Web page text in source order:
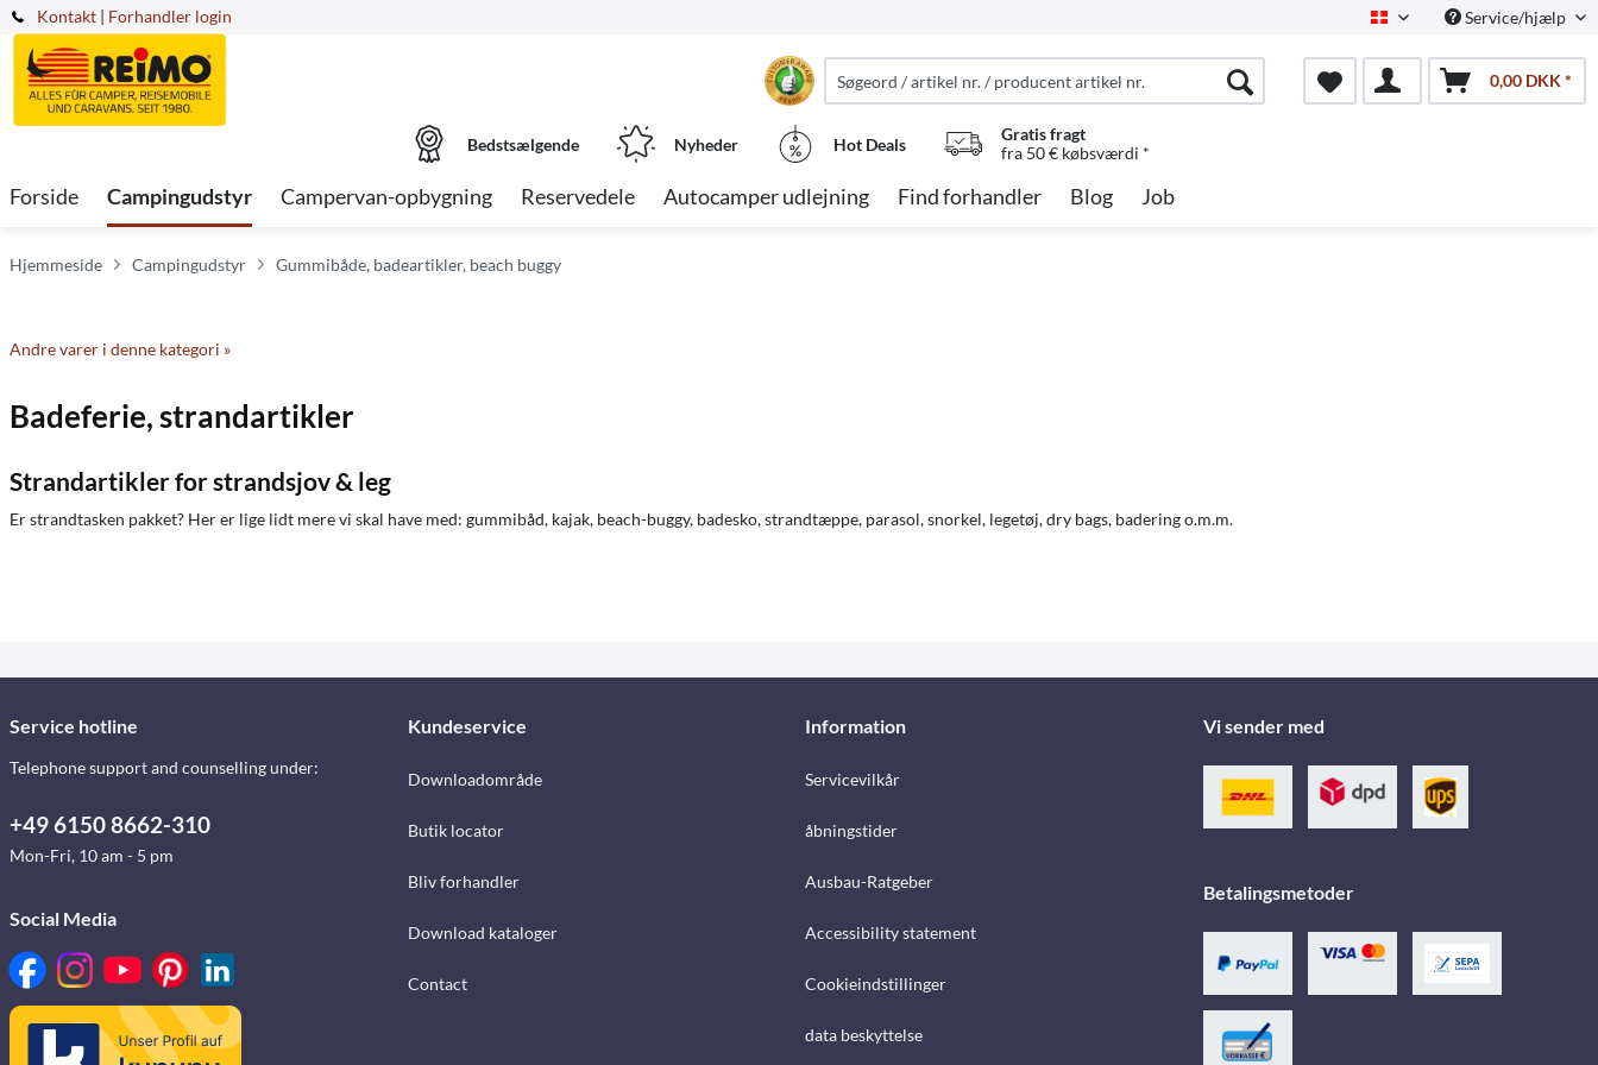
Kontakt Dansk Service/hjælp
| Forhandler login
0,00 DKK *
Bedstsælgende Nyheder Hot Deals
Gratis fragt
fra 50 € købsværdi *
Forside Campingudstyr Campervan-opbygning Reservedele Autocamper udlejning Find forhandler Blog Job
Hjemmeside Campingudstyr Gummibåde, badeartikler, beach buggy
Andre varer i denne kategori »
Badeferie, strandartikler
Strandartikler for strandsjov & leg
Er strandtasken pakket? Her er lige lidt mere vi skal have med: gummibåd, kajak, beach-buggy, badesko, strandtæppe, parasol, snorkel, legetøj, dry bags, badering o.m.m.
Service hotline
Telephone support and counselling under:
+49 6150 8662-310
Mon-Fri, 10 am - 5 pm
Social Media
Kundeservice
Downloadområde
Butik locator
Bliv forhandler
Download kataloger
Contact
Information
Servicevilkår
åbningstider
Ausbau-Ratgeber
Accessibility statement
Cookieindstillinger
data beskyttelse
Vi sender med
Betalingsmetoder